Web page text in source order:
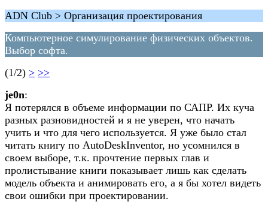
ADN Club > Организация проектирования
Компьютерное симулирование физических объектов.
Выбор софта.
(1/2) > >>
je0n:
Я потерялся в объеме информации по САПР. Их куча
разных разновидностей и я не уверен, что начать
учить и что для чего используется. Я уже было стал
читать книгу по AutoDeskInventor, но усомнился в
своем выборе, т.к. прочтение первых глав и
пролистывание книги показывает лишь как сделать
модель объекта и анимировать его, а я бы хотел видеть
свои ошибки при проектировании.